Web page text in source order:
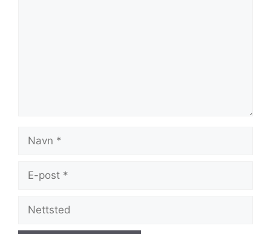
Navn
Nettsted